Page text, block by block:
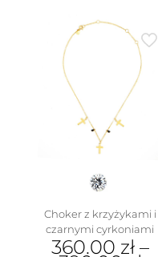
Choker z krzyżykami i
czarnymi cyrkoniami
360.00 zł–